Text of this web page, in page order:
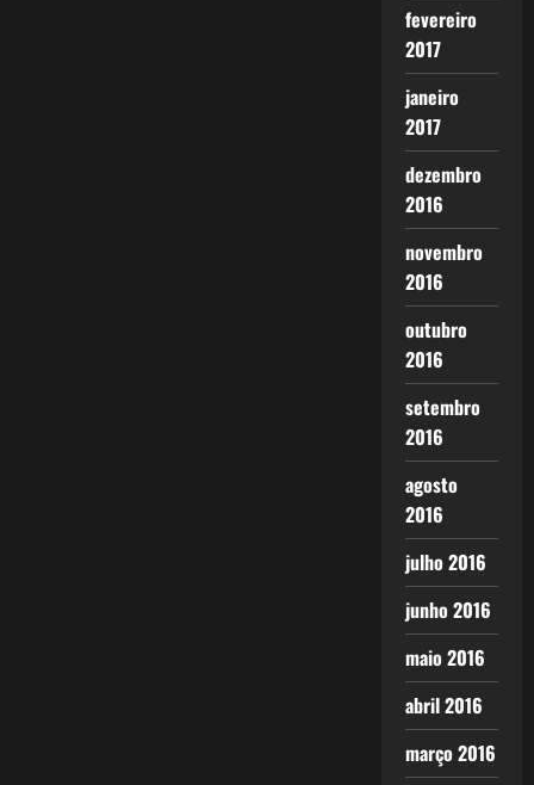
fevereiro
2017
janeiro
2017
dezembro
2016
novembro
2016
outubro
2016
setembro
2016
agosto
2016
julho 2016
junho 2016
maio 2016
abril 2016
março 2016